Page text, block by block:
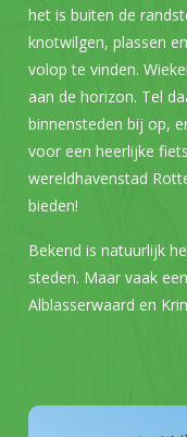
het is buiten de
knotwilgen, plassen
volop te vinden.
aan de horizon. Tel
binnensteden bij op,
voor een heerlijke
wereldhavenstad
bieden!
Bekend is natuurlijk
steden. Maar vaak
Alblasserwaard en